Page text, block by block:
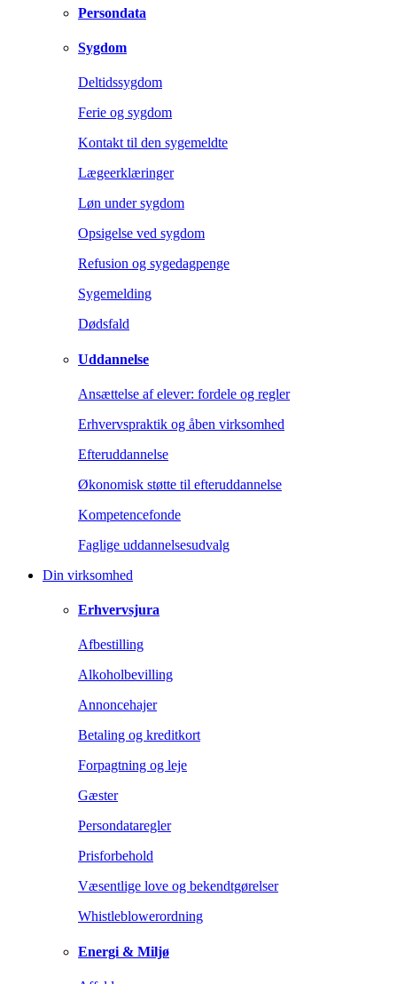
Persondata
Sygdom
Deltidssygdom
Ferie og sygdom
Kontakt til den sygemeldte
Lægeerklæringer
Løn under sygdom
Opsigelse ved sygdom
Refusion og sygedagpenge
Sygemelding
Dødsfald
Uddannelse
Ansættelse af elever: fordele og regler
Erhvervspraktik og åben virksomhed
Efteruddannelse
Økonomisk støtte til efteruddannelse
Kompetencefonde
Faglige uddannelsesudvalg
Din virksomhed
Erhvervsjura
Afbestilling
Alkoholbevilling
Annoncehajer
Betaling og kreditkort
Forpagtning og leje
Gæster
Persondataregler
Prisforbehold
Væsentlige love og bekendtgørelser
Whistleblowerordning
Energi & Miljø